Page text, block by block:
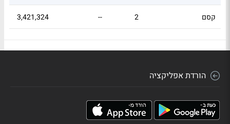
קסם 2
--
3,421,324
הורדת אפליקציה